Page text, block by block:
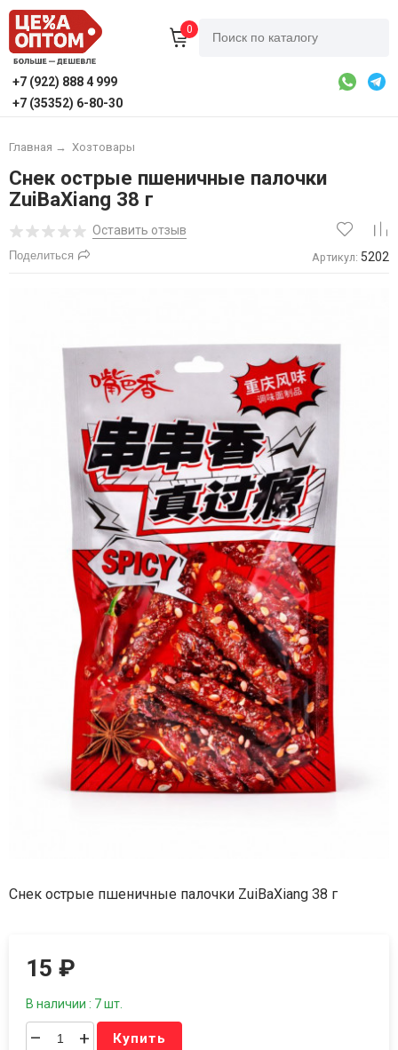
0
+7 (922) 888 4 999
+7 (35352) 6-80-30
Главная → Хозтовары
Снек острые пшеничные палочки
ZuiBaXiang 38 г
Оставить отзыв
Поделиться Артикул: 5202
Снек острые пшеничные палочки ZuiBaXiang 38 г
15₽
В наличии : 7 шт.
– + Купить